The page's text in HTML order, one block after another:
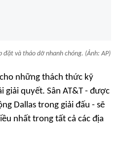
và tháo dỡ nhanh chóng. (Ảnh: AP)
những thách thức kỹ
giải quyết. Sân AT&T - được
Dallas trong giải đấu - sẽ
nhất trong tất cả các địa